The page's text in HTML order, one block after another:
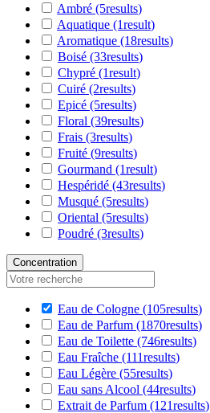
Ambré (5results)
Aquatique (1result)
Aromatique (18results)
Boisé (33results)
Chypré (1result)
Cuiré (2results)
Epicé (5results)
Floral (39results)
Frais (3results)
Fruité (9results)
Gourmand (1result)
Hespéridé (43results)
Musqué (5results)
Oriental (5results)
Poudré (3results)
Concentration
Eau de Cologne (105results)
Eau de Parfum (1870results)
Eau de Toilette (746results)
Eau Fraîche (111results)
Eau Légère (55results)
Eau sans Alcool (44results)
Extrait de Parfum (121results)